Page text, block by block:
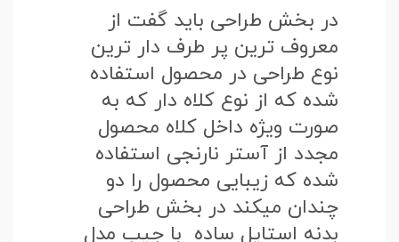
در بخش طراحی باید گفت از
معروف ترین پر طرف دار ترین
نوع طراحی در محصول استفاده
شده که از نوع کلاه دار که به
صورت ویژه داخل کلاه محصول
مجدد از آستر نارنجی استفاده
شده که زیبایی محصول را دو
چندان میکند در بخش طراحی
بدنه استایل ساده با جیب مدل